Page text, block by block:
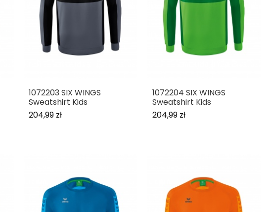
1072203 SIX WINGS
Sweatshirt Kids
204,99 zł
1072204 SIX WINGS
Sweatshirt Kids
204,99 zł